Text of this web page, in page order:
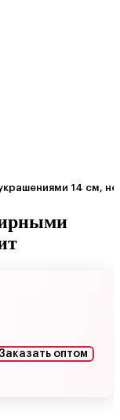
14 см,
Заказать оптом